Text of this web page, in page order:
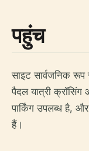
पहुंच
साइट सार्वजनिक
पैदल यात्री क्रॉसिंग
पार्किंग उपलब्ध है,
हैं।